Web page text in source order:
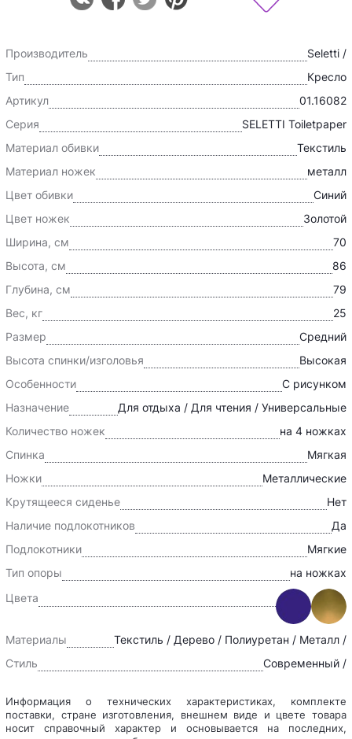
Производитель
Seletti /
Тип
Кресло
Артикул
01.16082
Серия
SELETTI Toiletpaper
Материал обивки
Текстиль
Материал ножек
металл
Цвет обивки
Синий
Цвет ножек
Золотой
Ширина, см
70
Высота, см
86
Глубина, см
79
Вес, кг
25
Размер
Средний
Высота спинки/изголовья
Высокая
Особенности
С рисунком
Назначение
Для отдыха / Для чтения / Универсальные
Количество ножек
на 4 ножках
Спинка
Мягкая
Ножки
Металлические
Крутящееся сиденье
Нет
Наличие подлокотников
Да
Подлокотники
Мягкие
Тип опоры
на ножках
Цвета
Материалы
Текстиль / Дерево / Полиуретан / Металл /
Стиль
Современный /
Информация о технических характеристиках, комплекте
поставки, стране изготовления, внешнем виде и цвете товара
носит справочный характер и основывается на последних,